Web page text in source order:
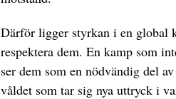
Därför ligger styrkan i en global
respektera dem. En kamp som
ser dem som en nödvändig del
våldet som tar sig nya uttryck i